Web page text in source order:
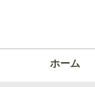
ホーム